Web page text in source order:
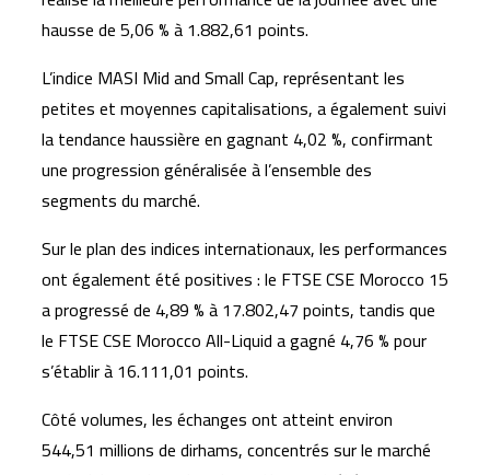
hausse de 5,06 % à 1.882,61 points.
L’indice MASI Mid and Small Cap, représentant les
petites et moyennes capitalisations, a également suivi
la tendance haussière en gagnant 4,02 %, confirmant
une progression généralisée à l’ensemble des
segments du marché.
Sur le plan des indices internationaux, les performances
ont également été positives : le FTSE CSE Morocco 15
a progressé de 4,89 % à 17.802,47 points, tandis que
le FTSE CSE Morocco All-Liquid a gagné 4,76 % pour
s’établir à 16.111,01 points.
Côté volumes, les échanges ont atteint environ
544,51 millions de dirhams, concentrés sur le marché